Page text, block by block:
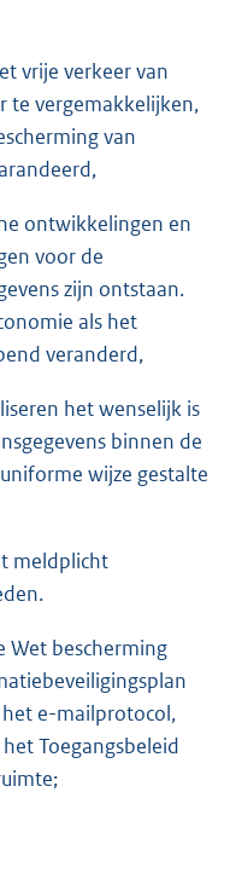
vrije verkeer van
te vergemakkelijken,
van
ontwikkelingen en
voor de
zijn ontstaan.
als het
veranderd,
het wenselijk is
binnen de
wijze gestalte
meldplicht
Wet bescherming
e-mailprotocol,
Toegangsbeleid